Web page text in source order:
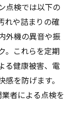
ン管理の秘
ク方法
ン点検手順
見するコツ
安全点検の
点検では以下の
れや詰まりの確
外機の異音や振
。これらを定期
る健康被害、電
を防げます。
者による点検を